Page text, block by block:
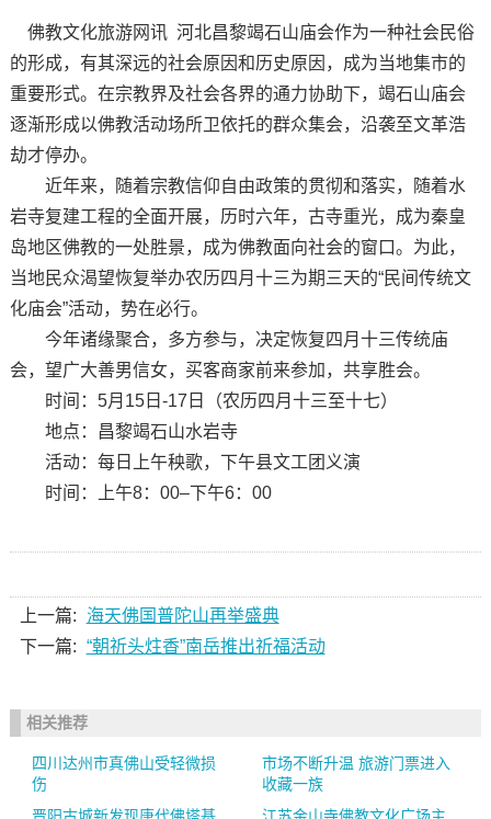
佛教文化旅游网讯 河北昌黎竭石山庙会作为一种社会民俗
的形成，有其深远的社会原因和历史原因，成为当地集市的
重要形式。在宗教界及社会各界的通力协助下，竭石山庙会
逐渐形成以佛教活动场所卫依托的群众集会，沿袭至文革浩
劫才停办。
近年来，随着宗教信仰自由政策的贯彻和落实，随着水
岩寺复建工程的全面开展，历时六年，古寺重光，成为秦皇
岛地区佛教的一处胜景，成为佛教面向社会的窗口。为此，
当地民众渴望恢复举办农历四月十三为期三天的“民间传统文
化庙会”活动，势在必行。
今年诸缘聚合，多方参与，决定恢复四月十三传统庙
会，望广大善男信女，买客商家前来参加，共享胜会。
时间：5月15日-17日（农历四月十三至十七）
地点：昌黎竭石山水岩寺
活动：每日上午秧歌，下午县文工团义演
时间：上午8：00–下午6：00
上一篇:
海天佛国普陀山再举盛典
下一篇: “朝祈头炷香”南岳推出祈福活动
相关推荐
四川达州市真佛山受轻微损
伤
市场不断升温 旅游门票进入
收藏一族